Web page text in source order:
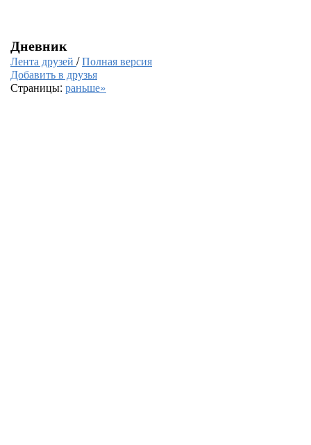
Дневник
Лента друзей /Полная версия
Добавить в друзья
Страницы: раньше»